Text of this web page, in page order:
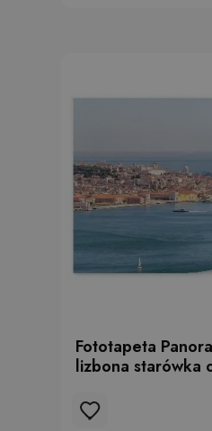
Fototapeta
lizbona starówka